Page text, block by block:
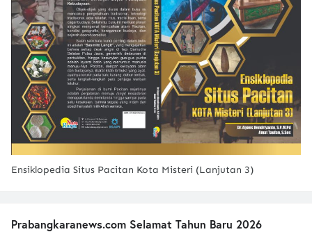
Ensiklopedia Situs Pacitan Kota Misteri (Lanjutan 3)
Prabangkaranews.com Selamat Tahun Baru 2026